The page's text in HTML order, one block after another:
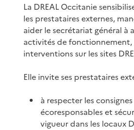
La DREAL Occitanie
les prestataires externes,
aider le secrétariat général à
activités de fonctionnement,
interventions sur les sites
Elle invite ses prestataires
à respecter les consignes
écoresponsables et
vigueur dans les locaux